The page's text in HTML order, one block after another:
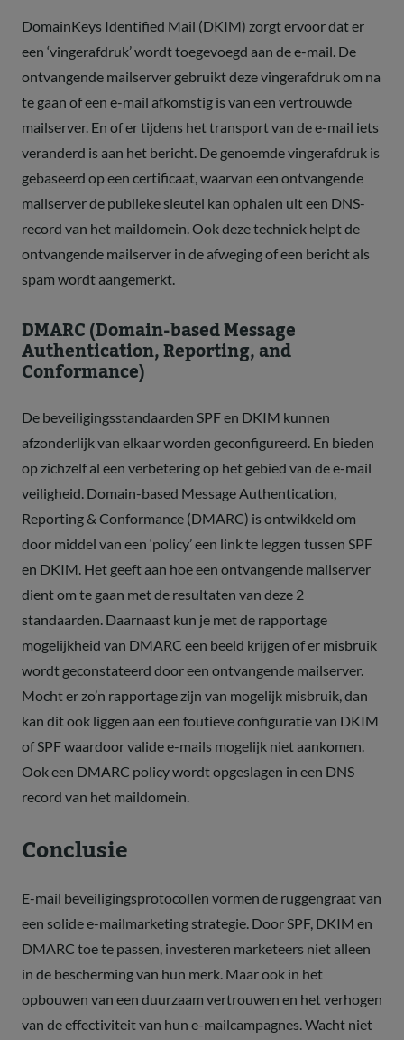
DomainKeys Identified Mail (DKIM) zorgt ervoor dat er
een ‘vingerafdruk’ wordt toegevoegd aan de e-mail. De
ontvangende mailserver gebruikt deze vingerafdruk om na
te gaan of een e-mail afkomstig is van een vertrouwde
mailserver. En of er tijdens het transport van de e-mail iets
veranderd is aan het bericht. De genoemde vingerafdruk is
gebaseerd op een certificaat, waarvan een ontvangende
mailserver de publieke sleutel kan ophalen uit een DNS-
record van het maildomein. Ook deze techniek helpt de
ontvangende mailserver in de afweging of een bericht als
spam wordt aangemerkt.
DMARC (Domain-based Message
Authentication, Reporting, and
Conformance)
De beveiligingsstandaarden SPF en DKIM kunnen
afzonderlijk van elkaar worden geconfigureerd. En bieden
op zichzelf al een verbetering op het gebied van de e-mail
veiligheid. Domain-based Message Authentication,
Reporting & Conformance (DMARC) is ontwikkeld om
door middel van een ‘policy’ een link te leggen tussen SPF
en DKIM. Het geeft aan hoe een ontvangende mailserver
dient om te gaan met de resultaten van deze 2
standaarden. Daarnaast kun je met de rapportage
mogelijkheid van DMARC een beeld krijgen of er misbruik
wordt geconstateerd door een ontvangende mailserver.
Mocht er zo’n rapportage zijn van mogelijk misbruik, dan
kan dit ook liggen aan een foutieve configuratie van DKIM
of SPF waardoor valide e-mails mogelijk niet aankomen.
Ook een DMARC policy wordt opgeslagen in een DNS
record van het maildomein.
Conclusie
E-mail beveiligingsprotocollen vormen de ruggengraat van
een solide e-mailmarketing strategie. Door SPF, DKIM en
DMARC toe te passen, investeren marketeers niet alleen
in de bescherming van hun merk. Maar ook in het
opbouwen van een duurzaam vertrouwen en het verhogen
van de effectiviteit van hun e-mailcampagnes. Wacht niet